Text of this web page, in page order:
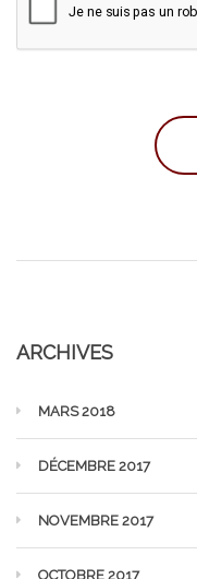
ARCHIVES
MARS 2018
DÉCEMBRE 2017
NOVEMBRE 2017
OCTOBRE 2017